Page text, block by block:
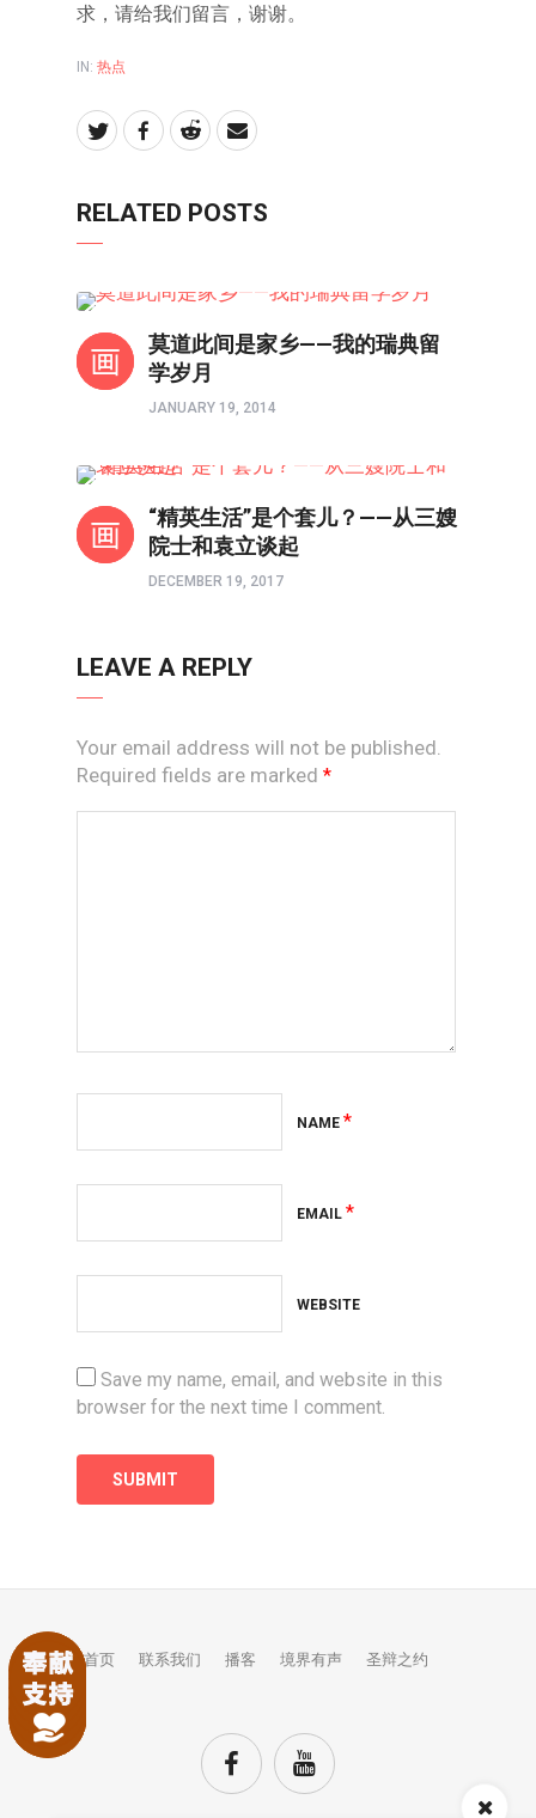
求，请给我们留言，谢谢。
IN: 热点
RELATED POSTS
莫道此间是家乡——我的瑞典留
学岁月
JANUARY 19, 2014
“精英生活”是个套儿？——从三嫂
院士和袁立谈起
DECEMBER 19, 2017
LEAVE A REPLY
Your email address will not be published.
Required fields are marked *
NAME *
EMAIL *
WEBSITE
Save my name, email, and website in this
browser for the next time I comment.
首页 联系我们 播客 境界有声 圣辩之约